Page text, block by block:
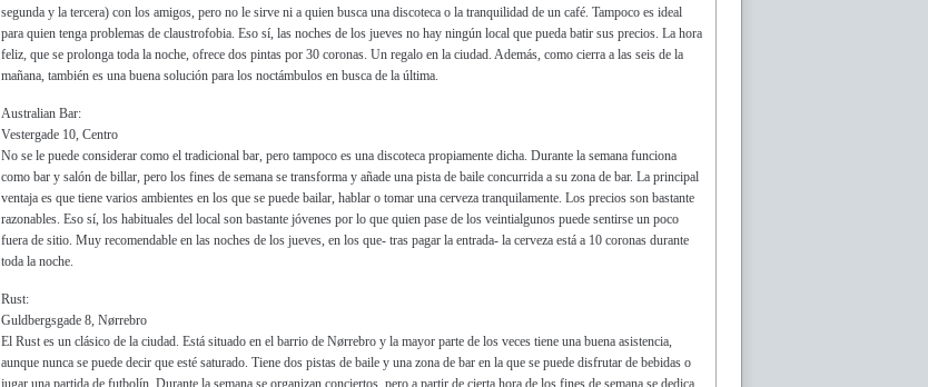
segunda y la tercera) con los amigos, pero no le sirve ni a quien busca una discoteca o la tranquilidad de un café. Tampoco es ideal
para quien tenga problemas de claustrofobia. Eso sí, las noches de los jueves no hay ningún local que pueda batir sus precios. La hora
feliz, que se prolonga toda la noche, ofrece dos pintas por 30 coronas. Un regalo en la ciudad. Además, como cierra a las seis de la
mañana, también es una buena solución para los noctámbulos en busca de la última.
Australian Bar:
Vestergade 10, Centro
No se le puede considerar como el tradicional bar, pero tampoco es una discoteca propiamente dicha. Durante la semana funciona
como bar y salón de billar, pero los fines de semana se transforma y añade una pista de baile concurrida a su zona de bar. La principal
ventaja es que tiene varios ambientes en los que se puede bailar, hablar o tomar una cerveza tranquilamente. Los precios son bastante
razonables. Eso sí, los habituales del local son bastante jóvenes por lo que quien pase de los veintialgunos puede sentirse un poco
fuera de sitio. Muy recomendable en las noches de los jueves, en los que- tras pagar la entrada- la cerveza está a 10 coronas durante
toda la noche.
Rust:
Guldbergsgade 8, Nørrebro
El Rust es un clásico de la ciudad. Está situado en el barrio de Nørrebro y la mayor parte de los veces tiene una buena asistencia,
aunque nunca se puede decir que esté saturado. Tiene dos pistas de baile y una zona de bar en la que se puede disfrutar de bebidas o
jugar una partida de futbolín. Durante la semana se organizan conciertos, pero a partir de cierta hora de los fines de semana se dedica